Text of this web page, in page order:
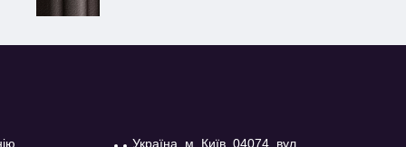
Україна, м. Київ, 04074, вул.